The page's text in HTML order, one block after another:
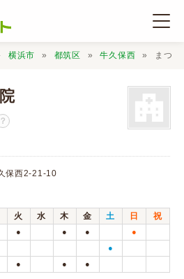
横浜市 都筑区 牛久保西 まつ
？
保西2-21-10
火 水 木 金 土 日
祝
● ● ● ●
●
● ● ●